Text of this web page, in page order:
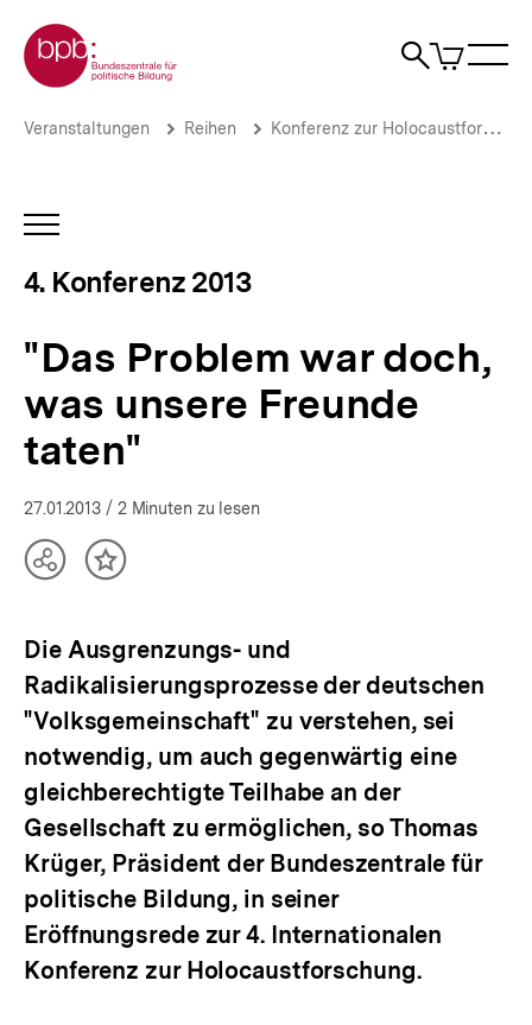
zum
Seiteninhalt
springen
Zur Startseite der bpb
Suche
Artikel
im
"Das
was
unsere
taten"
Volksgemeinschaft
Ausgrenzungsgemeinschaft
bpb.de
Brotkrümelnavigation
Pfadnavigation
Veranstaltungen Reihen Konferenz zur Holocaustforschung
INHALTSNAVIGATION
4. Konferenz 2013
"Das Problem war doch,
was unsere Freunde
taten"
27.01.2013 / 2 Minuten zu lesen
TeilenInhalt
Die Ausgrenzungs- und
Radikalisierungsprozesse der deutschen
"Volksgemeinschaft" zu verstehen, sei
notwendig, um auch gegenwärtig eine
gleichberechtigte Teilhabe an der
Gesellschaft zu ermöglichen, so Thomas
Krüger, Präsident der Bundeszentrale für
politische Bildung, in seiner
Eröffnungsrede zur 4. Internationalen
Konferenz zur Holocaustforschung.